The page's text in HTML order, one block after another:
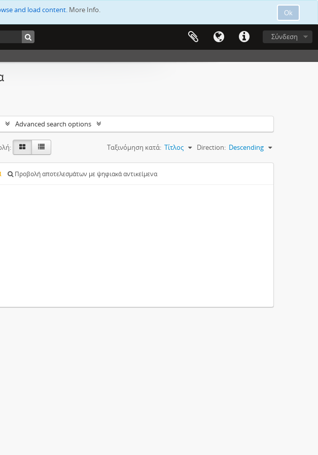
Ok
and load content. More Info.
Σύνδεση
Advanced search options
Ταξινόμηση κατά: Τίτλος Direction: Descending
Προβολή αποτελεσμάτων με ψηφιακά αντικείμενα